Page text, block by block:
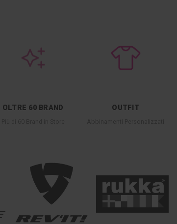
OLTRE 60 BRAND OUTFIT